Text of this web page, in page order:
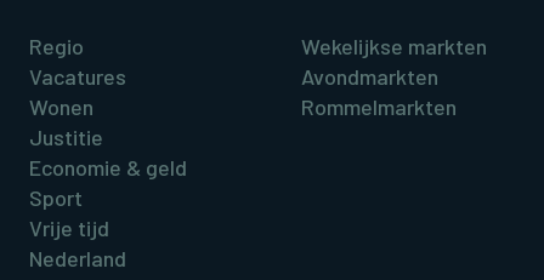
Regio
Vacatures
Wonen
Justitie
Economie & geld
Sport
Vrije tijd
Nederland
Wekelijkse markten
Avondmarkten
Rommelmarkten